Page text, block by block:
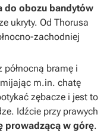
do obozu bandytów
ukryty. Od Thorusa
zachodniej
północną bramę i
m.in. chatę
zębacze i jest to
Idźcie przy prawych
prowadzącą w górę.